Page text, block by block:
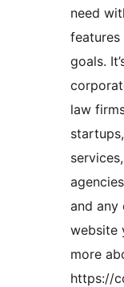
need
goals.
law
and any
website
more
https://